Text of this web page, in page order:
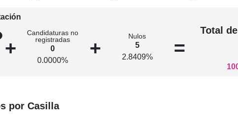
+
Candidaturas no
registradas
0
0.0000%
+
Nulos
5
2.8409%
=
Total
por Casilla